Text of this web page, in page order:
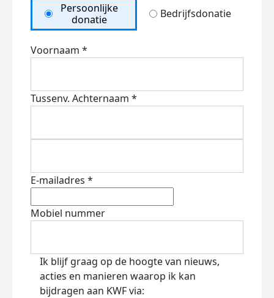
Persoonlijke
donatie
Bedrijfsdonatie
Voornaam *
Tussenv. Achternaam *
E-mailadres *
Mobiel nummer
Ik blijf graag op de hoogte van nieuws,
acties en manieren waarop ik kan
bijdragen aan KWF via: